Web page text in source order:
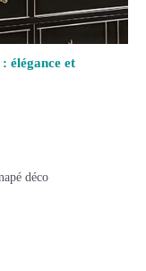
élégance et
déco